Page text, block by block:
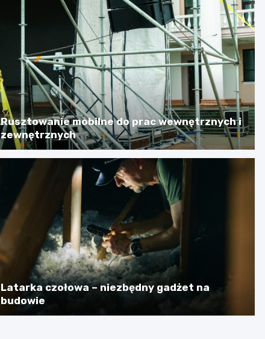
Rusztowanie mobilne do prac wewnętrznych i
zewnętrznych
Latarka czołowa – niezbędny gadżet na
budowie